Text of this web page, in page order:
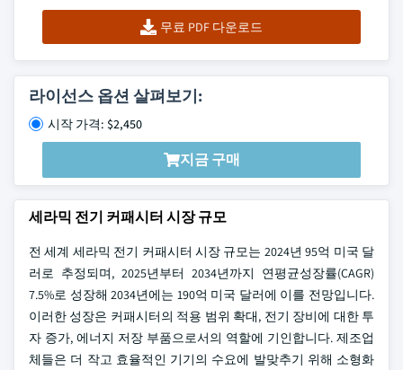
무료 PDF 다운로드
라이선스 옵션 살펴보기:
시작 가격: $2,450
지금 구매
세라믹 전기 커패시터 시장 규모
전 세계 세라믹 전기 커패시터 시장 규모는 2024년 95억 미국 달
러로 추정되며, 2025년부터 2034년까지 연평균성장률(CAGR)
7.5%로 성장해 2034년에는 190억 미국 달러에 이를 전망입니다.
이러한 성장은 커패시터의 적용 범위 확대, 전기 장비에 대한 투
자 증가, 에너지 저장 부품으로서의 역할에 기인합니다. 제조업
체들은 더 작고 효율적인 기기의 수요에 발맞추기 위해 소형화